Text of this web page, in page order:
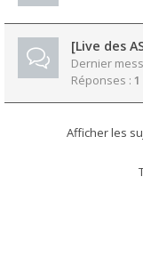
[Live des
Dernier
Réponses : 1
Afficher les